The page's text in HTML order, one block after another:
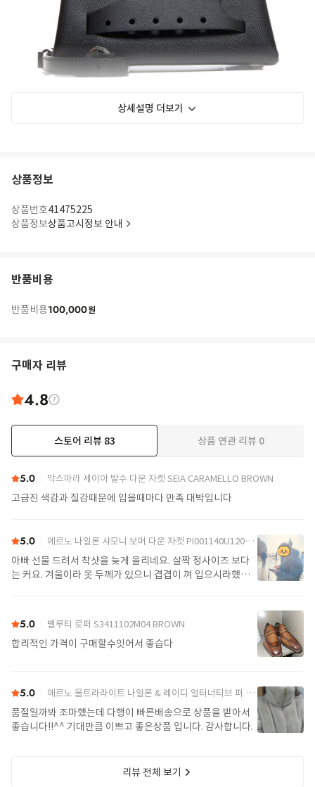
상세설명 더보기
상품정보
상품번호41475225
상품정보상품고시정보 안내
반품비용
반품비용100,000원
구매자 리뷰
4.8
스토어 리뷰 83 상품 연관 리뷰 0
5.0 막스마라 세이아 발수 다운 자켓 SEIA CARAMELLO BROWN
고급진 색감과 질감때문에 입을때마다 만족 대박입니다
5.0 에르노 나일론 샤모니 보머 다운 자켓 PI001140U12004Z 9389 Black
아빠 선물 드려서 착샷을 늦게 올리네요. 살짝 정사이즈 보다
는 커요. 겨울이라 옷 두께가 있으니 겹겹이 껴 입으시라했어
5.0 벨루티 로퍼 S3411102M04 BROWN
합리적인 가격이 구매할수잇어서 좋습다
5.0 에르노 울트라라이트 나일론 & 레이디 얼터너티브 퍼 케이프 PI002017D 12017Z 1985Chatilly Beige
품절일까봐 조마했는데 다행이 빠른배송으로 상품을 받아서
좋습니다!!^^ 기대만큼 이쁘고 좋은상품 입니다. 감사합니다.
리뷰 전체 보기